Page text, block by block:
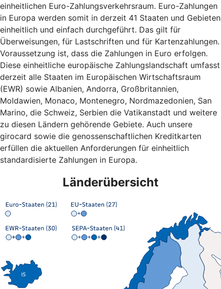
einheitlichen Euro-Zahlungsverkehrsraum. Euro-Zahlungen
in Europa werden somit in derzeit 41 Staaten und Gebieten
einheitlich und einfach durchgeführt. Das gilt für
Überweisungen, für Lastschriften und für Kartenzahlungen.
Voraussetzung ist, dass die Zahlungen in Euro erfolgen.
Diese einheitliche europäische Zahlungslandschaft umfasst
derzeit alle Staaten im Europäischen Wirtschaftsraum
(EWR) sowie Albanien, Andorra, Großbritannien,
Moldawien, Monaco, Montenegro, Nordmazedonien, San
Marino, die Schweiz, Serbien die Vatikanstadt und weitere
zu diesen Ländern gehörende Gebiete. Auch unsere
girocard sowie die genossenschaftlichen Kreditkarten
erfüllen die aktuellen Anforderungen für einheitlich
standardisierte Zahlungen in Europa.
Länderübersicht